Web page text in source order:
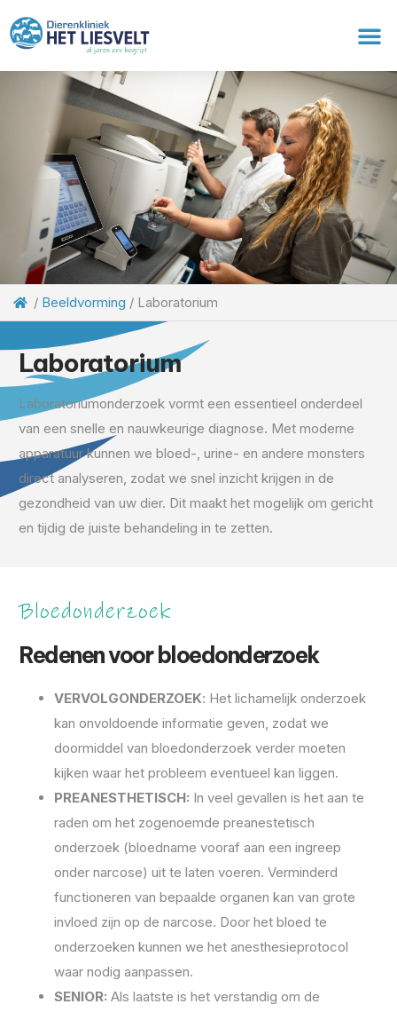
/ Beeldvorming / Laboratorium
Laboratorium
Laboratoriumonderzoek vormt een essentieel onderdeel
van een snelle en nauwkeurige diagnose. Met moderne
apparatuur kunnen we bloed-, urine- en andere monsters
direct analyseren, zodat we snel inzicht krijgen in de
gezondheid van uw dier. Dit maakt het mogelijk om gericht
en tijdig de juiste behandeling in te zetten.
Bloedonderzoek
Redenen voor bloedonderzoek
VERVOLGONDERZOEK: Het lichamelijk onderzoek
kan onvoldoende informatie geven, zodat we
doormiddel van bloedonderzoek verder moeten
kijken waar het probleem eventueel kan liggen.
PREANESTHETISCH: In veel gevallen is het aan te
raden om het zogenoemde preanestetisch
onderzoek (bloedname vooraf aan een ingreep
onder narcose) uit te laten voeren. Verminderd
functioneren van bepaalde organen kan van grote
invloed zijn op de narcose. Door het bloed te
onderzoeken kunnen we het anesthesieprotocol
waar nodig aanpassen.
SENIOR: Als laatste is het verstandig om de